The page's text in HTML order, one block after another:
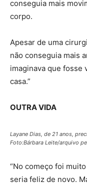
conseguia mais
corpo.
Apesar de uma
não conseguia mais
imaginava que fosse
casa.”
OUTRA VIDA
Layane Dias, de 21 anos,
Foto:Bárbara Leite/arquivo
“No começo foi
seria feliz de novo.